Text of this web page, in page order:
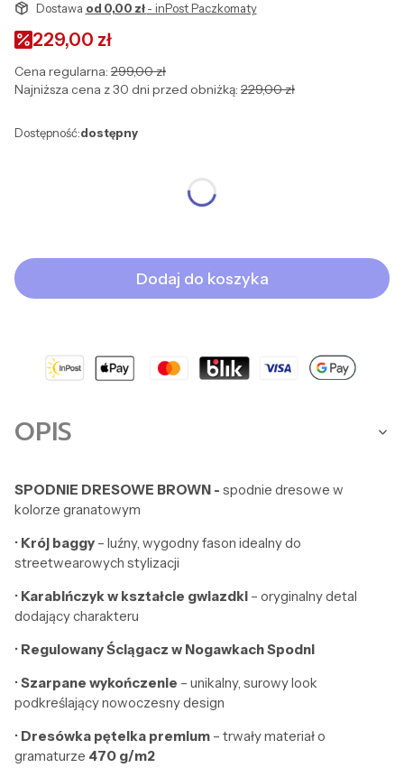
Dostawa od 0,00 zł- inPost Paczkomaty
229,00 zł
Cena regularna: 299,00 zł
Najniższa cena z 30 dni przed obniżką: 229,00 zł
Dostępność:dostępny
Dodaj do koszyka
OPIS
SPODNIE DRESOWE BROWN - spodnie dresowe w
kolorze granatowym
• Krój baggy – luźny, wygodny fason idealny do
streetwearowych stylizacji
• Karabińczyk w kształcie gwiazdki – oryginalny detal
dodający charakteru
• Regulowany Ściągacz w Nogawkach Spodni
•Szarpane wykończenie – unikalny, surowy look
podkreślający nowoczesny design
• Dresówka pętelka premium – trwały materiał o
gramaturze 470 g/m2